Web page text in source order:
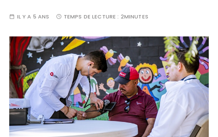
IL Y A 5 ANS TEMPS DE LECTURE : 2MINUTES